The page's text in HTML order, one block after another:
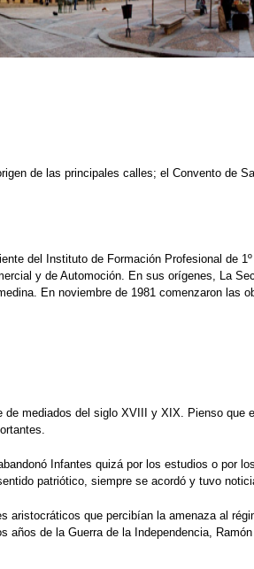
de las principales calles; el Convento de
del Instituto de Formación Profesional de 1º
y de Automoción. En sus orígenes, La
En noviembre de 1981 comenzaron las
mediados del siglo XVIII y XIX. Pienso que
Infantes quizá por los estudios o por
patriótico, siempre se acordó y tuvo
aristocráticos que percibían la amenaza al
de la Guerra de la Independencia,